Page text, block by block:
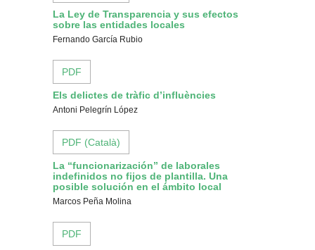
La Ley de Transparencia y sus efectos
sobre las entidades locales
Fernando García Rubio
PDF
Els delictes de tràfic d’influències
Antoni Pelegrín López
PDF (Català)
La “funcionarización” de laborales
indefinidos no fijos de plantilla. Una
posible solución en el ámbito local
Marcos Peña Molina
PDF